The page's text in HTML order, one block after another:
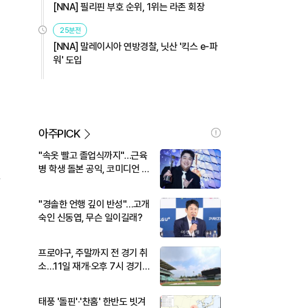
[NNA] 필리핀 부호 순위, 1위는 라존 회장
25분전
[NNA] 말레이시아 연방경찰, 닛산 '킥스 e-파
워' 도입
아주PICK
"속옷 빨고 졸업식까지"…근육
병 학생 돌본 공익, 코미디언 김
"경솔한 언행 깊이 반성"…고개
숙인 신동엽, 무슨 일이길래?
프로야구, 주말까지 전 경기 취
소…11일 재개·오후 7시 경기
태풍 '돌핀'·'찬홈' 한반도 빗겨